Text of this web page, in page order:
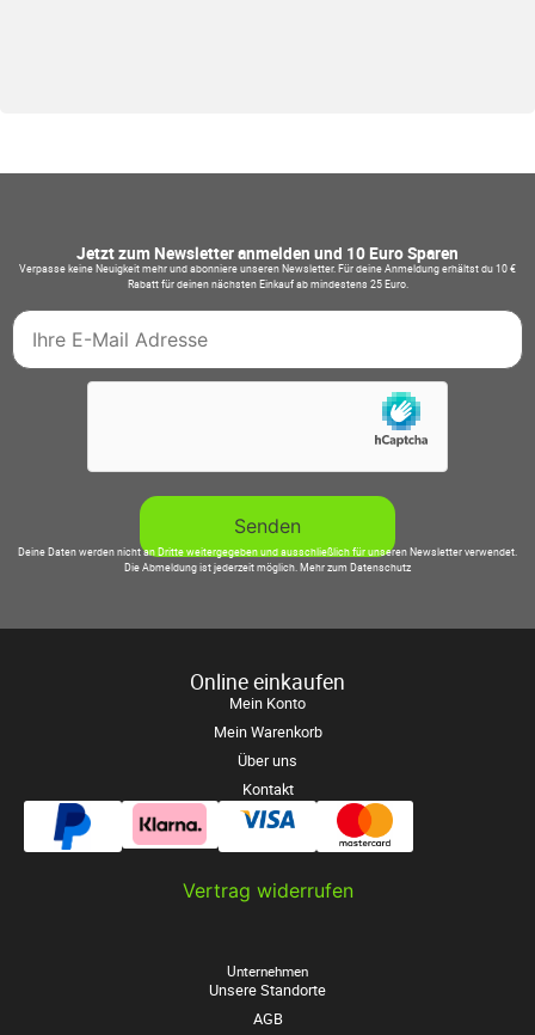
Jetzt zum Newsletter anmelden und 10 Euro Sparen
Verpasse keine Neuigkeit mehr und abonniere unseren Newsletter. Für deine Anmeldung erhältst du 10 €
Rabatt für deinen nächsten Einkauf ab mindestens 25 Euro.
Deine Daten werden nicht an Dritte weitergegeben und ausschließlich für unseren Newsletter verwendet.
Die Abmeldung ist jederzeit möglich.Mehr zum Datenschutz
Online einkaufen
Mein Konto
Mein Warenkorb
Über uns
Kontakt
Vertrag widerrufen
Unternehmen
Unsere Standorte
AGB